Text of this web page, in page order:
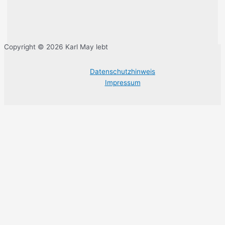
Copyright © 2026 Karl May lebt
Datenschutzhinweis
Impressum